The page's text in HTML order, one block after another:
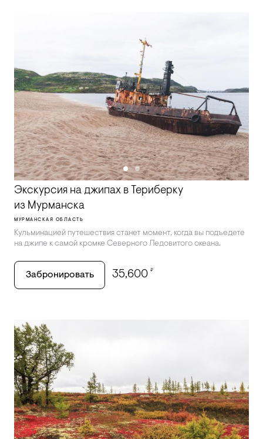
Экскурсия на джипах в Териберку
из Мурманска
МУРМАНСКАЯ ОБЛАСТЬ
Кульминацией путешествия станет момент, когда вы подъедете
на джипе к самой кромке Северного Ледовитого океана.
Забронировать 35,600 ₽